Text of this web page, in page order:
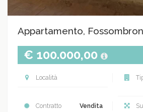
Appartamento,
€ 100.000,00
Località
Contratto Vendita